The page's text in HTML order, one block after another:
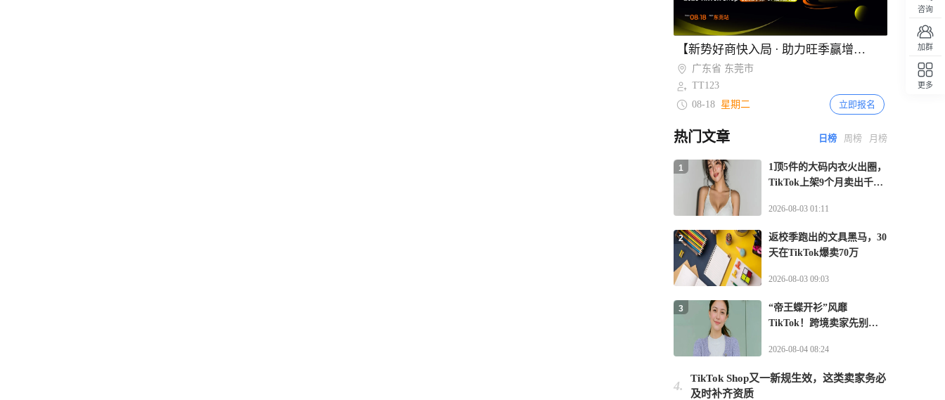
印尼税局加强多店铺经营监管 合并核算
收入判定免税资格
206
2天前
俄罗斯跨境电商占比仅3.4% 财政部拟
3天前
夏季线上消费升温 2026年拉美电商市场
规模预计达2153亿美元
317
3天前
越南电商法实施直播监管新规 2027年起
平台须电子核验卖家与主播身份
249
Item
of
2
【新势好商快入局 · 助力旺季赢增长】TikTok Shop美欧跨境POP招商大会·东莞站
广东省 东莞市
TT123
08-18 星期二 立即报名
欧啦！爆单就在13国——2026TikTok Shop欧洲新势力峰会【青岛站】
山东省 青岛市
TT123
08-13 星期四 立即报名
热门文章 日榜 周榜 月榜
1顶5件的大码内衣火出圈，
TikTok上架9个月卖出千万
2026-08-03 01:11
1
返校季跑出的文具黑马，30
天在TikTok爆卖70万
2026-08-03 09:03
2
“帝王蝶开衫”风靡
TikTok！跨境卖家先别急
2026-08-04 08:24
3
4.
TikTok Shop又一新规生效，这类卖家务必
及时补齐资质
咨询
加群
更多